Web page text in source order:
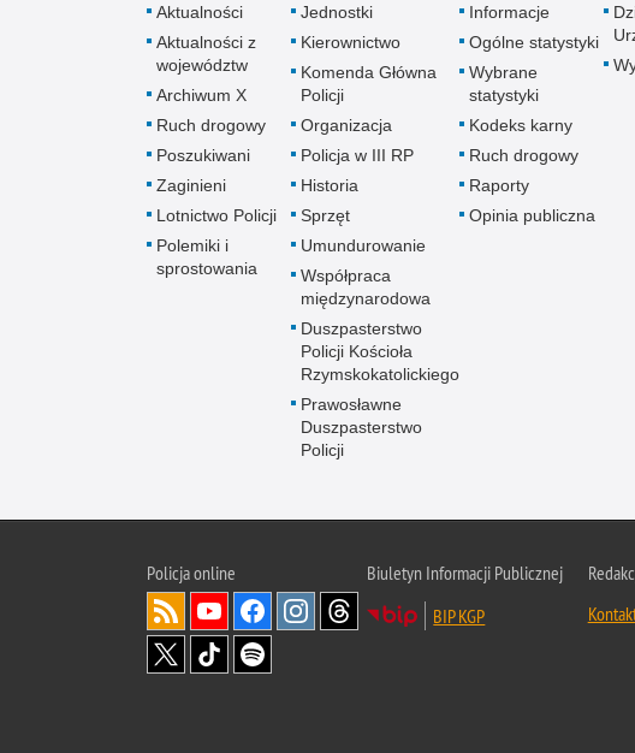
Aktualności
Aktualności z
województw
Archiwum X
Ruch drogowy
Poszukiwani
Zaginieni
Lotnictwo Policji
Polemiki i
sprostowania
Jednostki
Kierownictwo
Komenda Główna
Policji
Organizacja
Policja w III RP
Historia
Sprzęt
Umundurowanie
Współpraca
międzynarodowa
Duszpasterstwo
Policji Kościoła
Rzymskokatolickiego
Prawosławne
Duszpasterstwo
Policji
Informacje
Ogólne statystyki
Wybrane
statystyki
Kodeks karny
Ruch drogowy
Raporty
Opinia publiczna
Policjaonline
Biuletyn Informacji Publicznej
BIP KGP